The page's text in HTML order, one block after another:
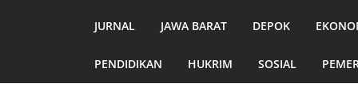
JURNAL JAWA BARAT DEPOK
PENDIDIKAN HUKRIM SOSIAL